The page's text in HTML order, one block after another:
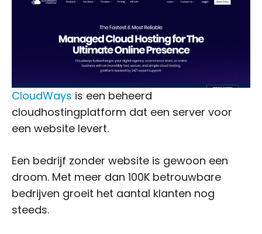
CloudWays is een beheerd
cloudhostingplatform dat een server voor
een website levert.
Een bedrijf zonder website is gewoon een
droom. Met meer dan 100K betrouwbare
bedrijven groeit het aantal klanten nog
steeds.